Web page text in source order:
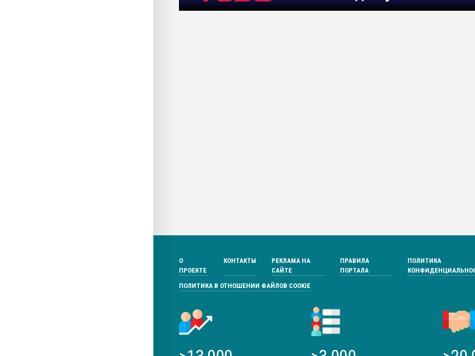
О
ПРОЕКТЕ
КОНТАКТЫ
РЕКЛАМА НА
САЙТЕ
ПРАВИЛА
ПОРТАЛА
ПОЛИТИКА
ПОЛИТИКА В ОТНОШЕНИИ ФАЙЛОВ COOKIE